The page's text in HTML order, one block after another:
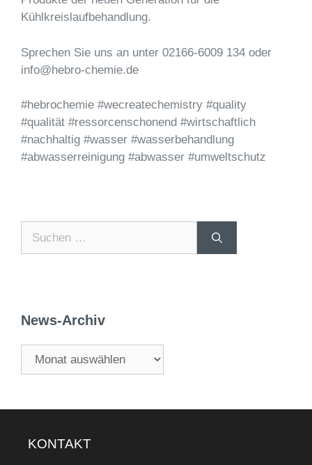
Kühlkreislaufbehandlung.
Sprechen Sie uns an unter 02166-6009 134 oder
info@hebro-chemie.de
#hebrochemie #wecreatechemistry #quality
#qualität #ressorcenschonend #wirtschaftlich
#nachhaltig #wasser #wasserbehandlung
#abwasserreinigung #abwasser #umweltschutz
News-Archiv
KONTAKT